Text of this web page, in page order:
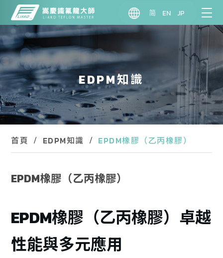
简 EN JP
EDPM知識
首頁 EDPM知識 EPDM橡膠（乙丙橡膠）
EPDM橡膠（乙丙橡膠）
EPDM橡膠（乙丙橡膠）卓越
性能與多元應用